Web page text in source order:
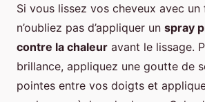
Si vous lissez vos cheveux avec un
n’oubliez pas d’appliquer un spray
contre la chaleur avant le lissage.
brillance, appliquez une goutte de
pointes entre vos doigts et